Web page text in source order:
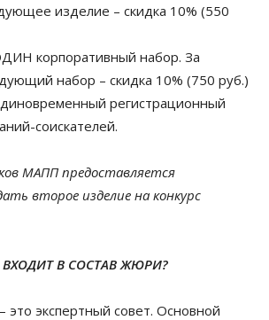
изделие – скидка 10% (550
корпоративный набор. За
набор – скидка 10% (750 руб.)
регистрационный
соискателей.
МАПП предоставляется
второе изделие на конкурс
ВХОДИТ В СОСТАВ ЖЮРИ?
это экспертный совет. Основной